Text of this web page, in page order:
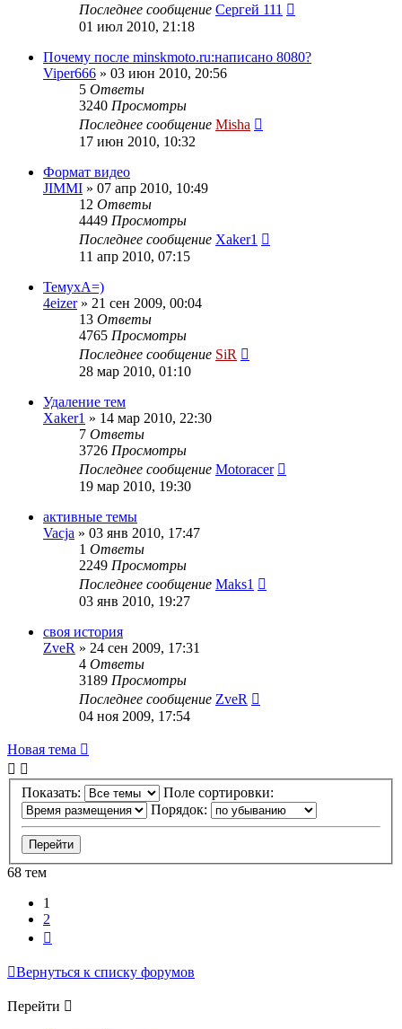
Последнее сообщение Сергей 111
01 июл 2010, 21:18
Почему после minskmoto.ru:написано 8080?
Viper666 » 03 июн 2010, 20:56
5 Ответы
3240 Просмотры
Последнее сообщение Misha
17 июн 2010, 10:32
Формат видео
JIMMI » 07 апр 2010, 10:49
12 Ответы
4449 Просмотры
Последнее сообщение Xaker1
11 апр 2010, 07:15
ТемухА=)
4eizer» 21 сен 2009, 00:04
13 Ответы
4765 Просмотры
Последнее сообщение SiR
28 мар 2010, 01:10
Удаление тем
Xaker1 » 14 мар 2010, 22:30
7 Ответы
3726 Просмотры
Последнее сообщение Motoracer
19 мар 2010, 19:30
активные темы
Vacja » 03 янв 2010, 17:47
1 Ответы
2249 Просмотры
Последнее сообщение Maks1
03 янв 2010, 19:27
своя история
ZveR » 24 сен 2009, 17:31
4 Ответы
3189 Просмотры
Последнее сообщение ZveR
04 ноя 2009, 17:54
Новая тема
Показать:
Поле сортировки:
Порядок:
68 тем
1
2
Вернуться к списку форумов
Перейти